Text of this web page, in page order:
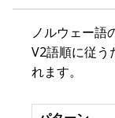
ノルウェー語
V2語順に従う
れます。